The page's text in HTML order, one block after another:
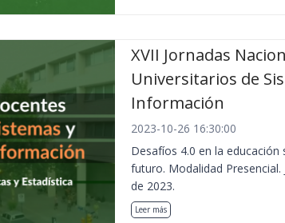
XVII Jornadas
Universitarios de
Información
2023-10-26 16:30:00
Desafíos 4.0 en la
futuro. Modalidad
de 2023.
Leer más